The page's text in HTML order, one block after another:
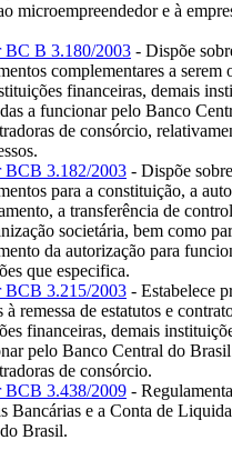
microempreendedor e à
BC B 3.180/2003 - Dispõe
complementares a serem
financeiras, demais
a funcionar pelo Banco
de consórcio,
BCB 3.182/2003 - Dispõe
para a constituição, a
a transferência de
societária, bem como
da autorização para
que especifica.
BCB 3.215/2003 - Estabelece
à remessa de estatutos e
financeiras, demais
pelo Banco Central do
de consórcio.
BCB 3.438/2009 -
Bancárias e a Conta de
Brasil.